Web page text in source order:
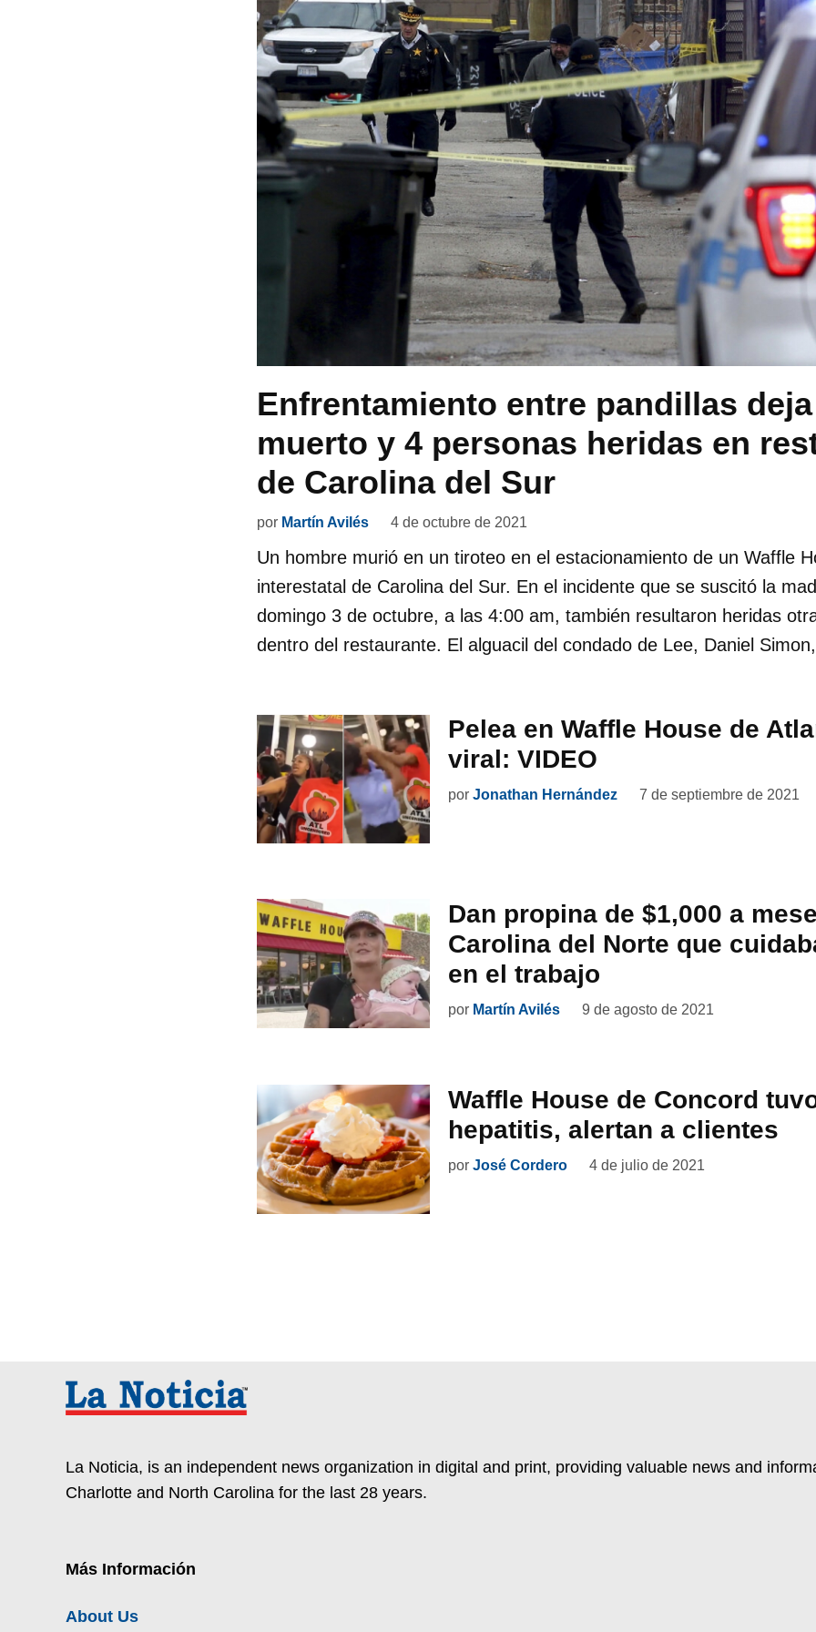
Enfrentamiento entre pandillas
muerto y 4 personas heridas en
de Carolina del Sur
por Martín Avilés 4 de octubre de 2021
Un hombre murió en un tiroteo en el estacionamiento de un Waffle
interestatal de Carolina del Sur. En el incidente que se suscitó la
domingo 3 de octubre, a las 4:00 am, también resultaron heridas
dentro del restaurante. El alguacil del condado de Lee, Daniel
Pelea en Waffle House de
viral: VIDEO
por Jonathan Hernández 7 de septiembre de 2021
Dan propina de $1,000 a
Carolina del Norte que
en el trabajo
por Martín Avilés 9 de agosto de 2021
Waffle House de Concord
hepatitis, alertan a clientes
por José Cordero 4 de julio de 2021
La Noticia, is an independent news organization in digital and print, providing valuable news and
Charlotte and North Carolina for the last 28 years.
Más Información
About Us